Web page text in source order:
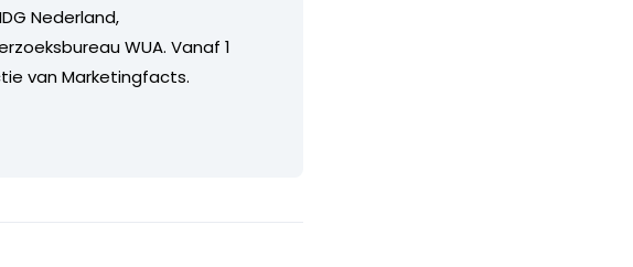
Nederland,
WUA. Vanaf 1
van Marketingfacts.